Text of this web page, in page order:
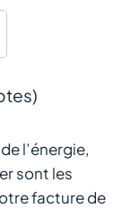
l’énergie,
sont les
facture de